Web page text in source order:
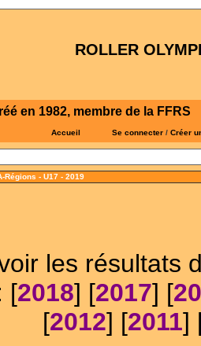
ROLLER
en 1982, membre de la FFRS
Accueil Se connecter / Créer
Régions - U17 - 2019
les résultats
[2018] [2017] [
[2012] [2011]